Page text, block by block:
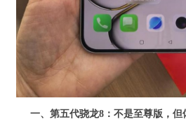
一、第五代骁龙8：不是至尊版，但